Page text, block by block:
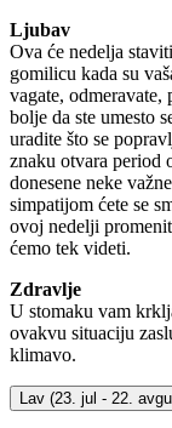
Ljubav
Ova će nedelja
gomilicu kada su
vagate,
bolje da ste umesto
uradite što se
znaku otvara period
donesene neke
simpatijom ćete se
ovoj nedelji
ćemo tek videti.
Zdravlje
U stomaku vam
ovakvu situaciju
klimavo.
Lav (23. jul - 22.